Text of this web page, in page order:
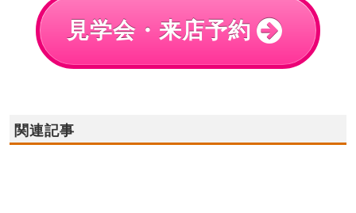
見学会・来店予約
関連記事